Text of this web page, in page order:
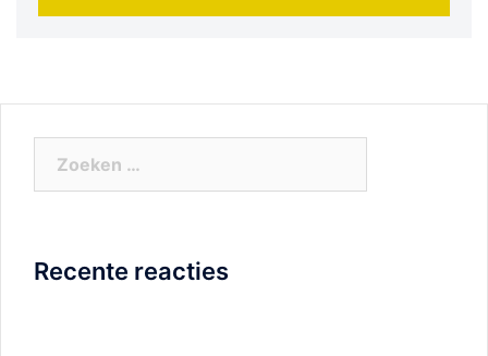
Recente reacties